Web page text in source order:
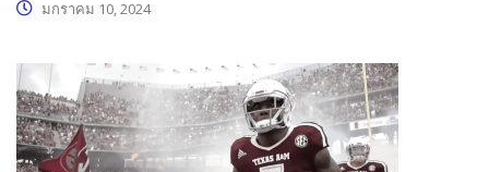
มกราคม 10, 2024